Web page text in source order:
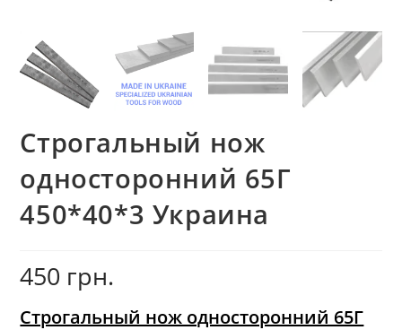
Строгальный нож
односторонний 65Г
450*40*3 Украина
450 грн.
Строгальный нож односторонний 65Г